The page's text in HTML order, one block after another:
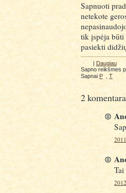
Sapnuoti
netekote
tik įspėja būti
pasiekti
| Daugiau
Sapno reikšmes
Sapnai P T
2